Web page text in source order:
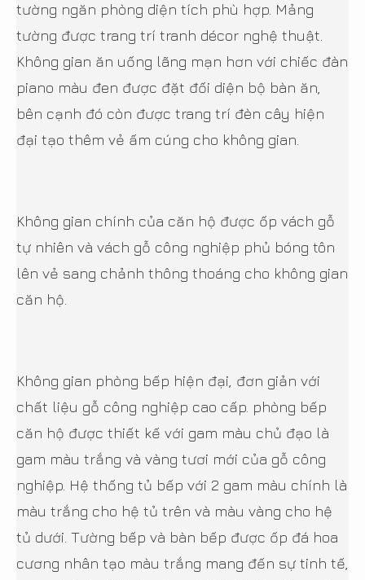
tường ngăn phòng diện tích phù hợp. Mảng
tường được trang trí tranh décor nghệ thuật.
Không gian ăn uống lãng mạn hơn với chiếc đàn
piano màu đen được đặt đối diện bộ bàn ăn,
bên cạnh đó còn được trang trí đèn cây hiện
đại tạo thêm vẻ ấm cúng cho không gian.
Không gian chính của căn hộ được ốp vách gỗ
tự nhiên và vách gỗ công nghiệp phủ bóng tôn
lên vẻ sang chảnh thông thoáng cho không gian
căn hộ.
Không gian phòng bếp hiện đại, đơn giản với
chất liệu gỗ công nghiệp cao cấp. phòng bếp
căn hộ được thiết kế với gam màu chủ đạo là
gam màu trắng và vàng tươi mới của gỗ công
nghiệp. Hệ thống tủ bếp với 2 gam màu chính là
màu trắng cho hệ tủ trên và màu vàng cho hệ
tủ dưới. Tường bếp và bàn bếp được ốp đá hoa
cương nhân tạo màu trắng mang đến sự tinh tế,